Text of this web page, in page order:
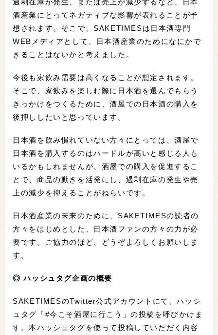
酒産業にとってネガティブな影響が表れることが予
想されます。そこで、SAKETIMESは日本酒専門
WEBメディアとして、日本酒産業のためになにかで
きることはないかと考えました。
今後も家飲み需要は高くなることが想定されます。
そこで、家飲みを楽しむ際に日本酒を選んでもらう
きっかけをつくるために、酒屋での日本酒の購入を
後押ししたいと思っています。
日本酒を飲み慣れていない方々にとっては、酒屋で
日本酒を購入するのはハードルが高いと感じる人も
いるかもしれませんが、酒屋での購入を促進するこ
とで、商品の動きを活発にし、過剰在庫の発生や売
上の減少を抑えることがねらいです。
日本酒産業の未来のために、SAKETIMESの読者の
方々をはじめとした、日本酒ファンの方々の力が必
要です。ご協力のほど、どうぞよろしくお願いしま
す。
◎ ハッシュタグ企画の概要
SAKETIMESのTwitter公式アカウントにて、ハッシ
ュタグ「#今こそ酒屋に行こう」の投稿を呼びかけま
す。本ハッシュタグを使って投稿していただく内容